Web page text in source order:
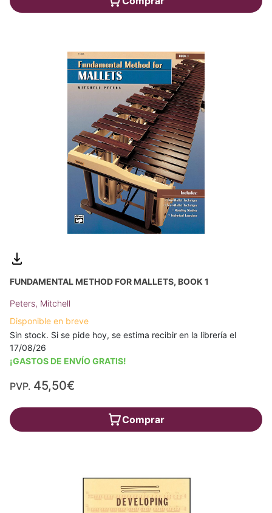
FUNDAMENTAL METHOD FOR MALLETS, BOOK 1
Peters, Mitchell
Disponible en breve
Sin stock. Si se pide hoy, se estima recibir en la librería el
17/08/26
¡GASTOS DE ENVÍO GRATIS!
PVP. 45,50€
Comprar